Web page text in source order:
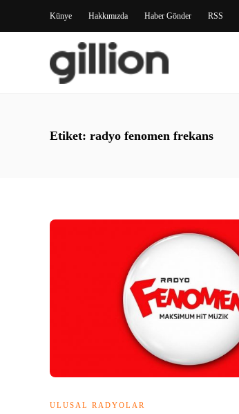
Künye Hakkımızda Haber Gönder RSS
Etiket: radyo fenomen frekans
ULUSAL RADYOLAR